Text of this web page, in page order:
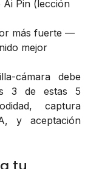
Ai Pin (lección
más fuerte —
mejor
cámara debe
3 de estas 5
captura
y aceptación